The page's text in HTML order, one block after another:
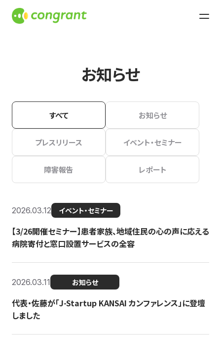
お知らせ
すべて お知らせ
プレスリリース イベント・セミナー
障害報告 レポート
2026.03.12 イベント・セミナー
【3/26開催セミナー】患者家族、地域住民の心の声に応える
病院寄付と窓口設置サービスの全容
2026.03.11 お知らせ
代表・佐藤が「J-Startup KANSAI カンファレンス」に登壇
しました